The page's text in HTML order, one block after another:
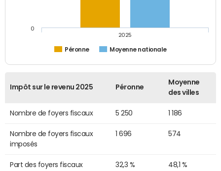
Péronne Moyenne nationale
2025
0
Impôt sur le revenu 2025 Péronne
Moyenne
des villes
Nombre de foyers fiscaux 5 250 1 186
Nombre de foyers fiscaux
imposés
1 696 574
Part des foyers fiscaux
32,3 % 48,1 %